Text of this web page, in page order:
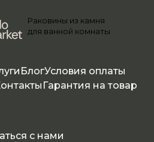
Раковины из камня
для ванной комнаты
БлогУсловия оплаты
Гарантия на товар
с нами